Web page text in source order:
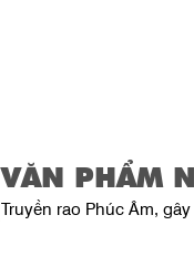
VĂN PHẨM
Truyền rao Phúc Âm,